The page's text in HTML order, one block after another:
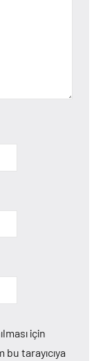
için
tarayıcıya